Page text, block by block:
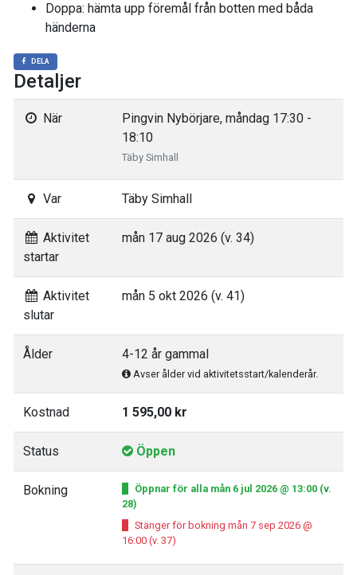
Doppa: hämta upp föremål från botten med båda
händerna
DELA
Detaljer
När
Pingvin Nybörjare, måndag 17:30 -
18:10
Täby Simhall
Var Täby Simhall
Aktivitet
startar
mån 17 aug 2026 (v. 34)
Aktivitet
slutar
mån 5 okt 2026 (v. 41)
Ålder 4-12 år gammal
Avser ålder vid aktivitetsstart/kalenderår.
Kostnad 1 595,00 kr
Status Öppen
Bokning
Öppnar för alla mån 6 jul 2026 @ 13:00 (v.
28)
Stänger för bokning mån 7 sep 2026 @
16:00 (v. 37)